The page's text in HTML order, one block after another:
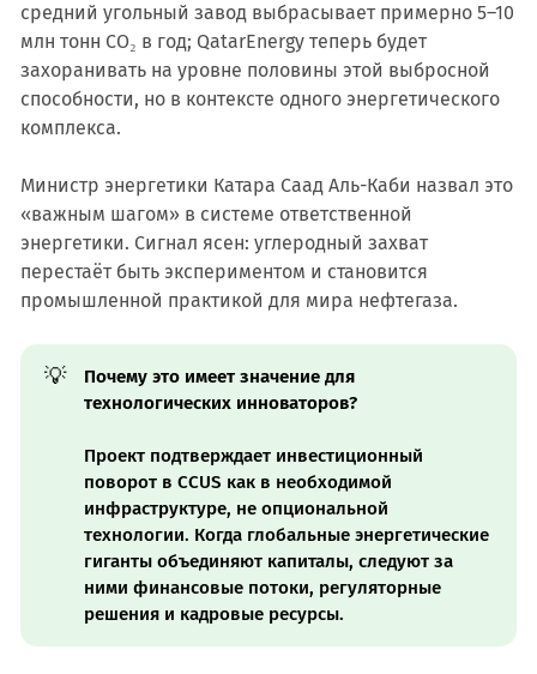
средний угольный завод выбрасывает примерно 5–10
млн тонн CO₂ в год; QatarEnergy теперь будет
захоранивать на уровне половины этой выбросной
способности, но в контексте одного энергетического
комплекса.
Министр энергетики Катара Саад Аль-Каби назвал это
«важным шагом» в системе ответственной
энергетики. Сигнал ясен: углеродный захват
перестаёт быть экспериментом и становится
промышленной практикой для мира нефтегаза.
💡
Почему это имеет значение для
технологических инноваторов?
Проект подтверждает инвестиционный
поворот в CCUS как в необходимой
инфраструктуре, не опциональной
технологии. Когда глобальные энергетические
гиганты объединяют капиталы, следуют за
ними финансовые потоки, регуляторные
решения и кадровые ресурсы.